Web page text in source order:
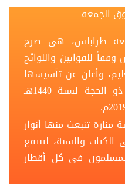
الجمعة
طرابلس، هي صرح
للقوانين واللوائح
وأعلن عن تأسيسها
رسميا يوم الثلاثاء 19 من ذو الحجة لسنة 1440هـ
تنبعث منها أنوار
والسنة، لتنتفع
في كل أقطار